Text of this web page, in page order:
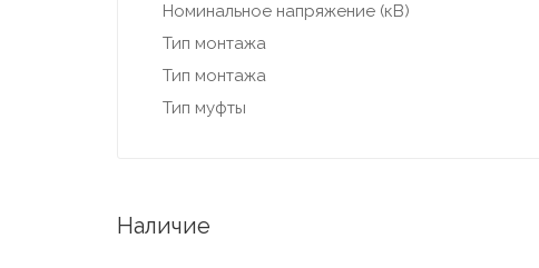
Номинальное напряжение (кВ)
Тип монтажа
Тип монтажа
Тип муфты
Наличие